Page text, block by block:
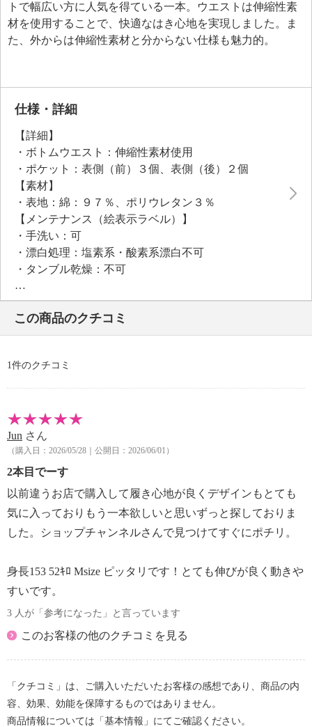
トで幅広い方に人気を得ている一本。ウエストは伸縮性素
材を使用することで、快適なはき心地を実現しました。ま
た、外からは伸縮性素材と分からない仕様も魅力的。
仕様・詳細
【詳細】
・ボトムウエスト：伸縮性素材使用
・ポケット：表側（前）３個、表側（後）２個
【素材】
・表地：綿：９７％、ポリウレタン３％
【メンテナンス（絵表示ラベル）】
・手洗い：可
・漂白処理：塩素系・酸素系漂白不可
・タンブル乾燥：不可
・自然乾燥：日陰の平干し
・アイロン仕上げ：不可
・ドライクリーニング：不可
・ウエットクリーニング：可
・個体差あり
【原産国（地）】
この商品のクチコミ
1件のクチコミ
Jun さん
（購入日：2026/05/28｜公開日：2026/06/01）
2本目でーす
以前違うお店で購入して履き心地が良くデザインもとても
気に入っておりもう一本欲しいと思いずっと探しておりま
した。ショップチャンネルさんで見つけてすぐにポチリ。
身長153 52ｷﾛ Msize ピッタリです！とても伸びが良く動きや
すいです。
3 人が「参考になった」と言っています
このお客様の他のクチコミを見る
「クチコミ」は、ご購入いただいたお客様の感想であり、商品の内
容、効果、効能を保障するものではありません。
商品情報については「基本情報」にてご確認ください。